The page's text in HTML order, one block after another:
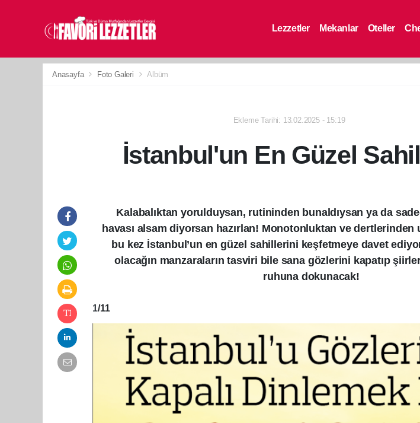
Lezzetler Mekanlar Oteller
Anasayfa Foto Galeri Albüm
Ekleme Tarihi: 13.02.2025 - 15:19
İstanbul'un En Güzel
Kalabalıktan yorulduysan, rutininden bunaldıysan ya da
havası alsam diyorsan hazırlan! Monotonluktan ve dertlerinden
bu kez İstanbul’un en güzel sahillerini keşfetmeye davet
olacağın manzaraların tasviri bile sana gözlerini kapatıp
ruhuna dokunacak!
1/11